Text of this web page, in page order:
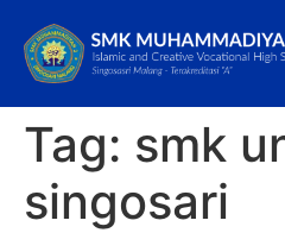
Tag: smk
singosari